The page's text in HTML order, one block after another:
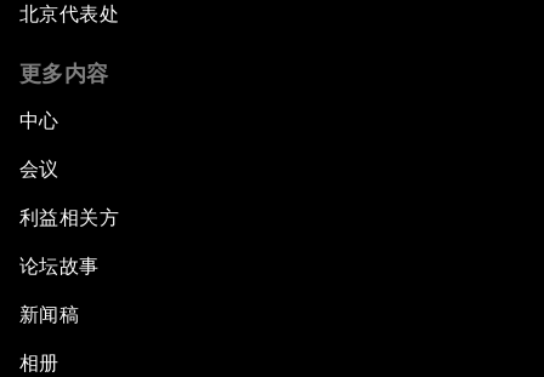
北京代表处
更多内容
中心
会议
利益相关方
论坛故事
新闻稿
相册